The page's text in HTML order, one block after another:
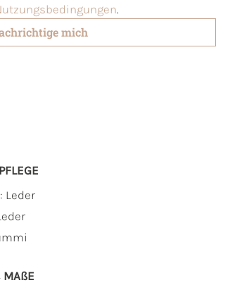
.
mich
Leder
MAẞE